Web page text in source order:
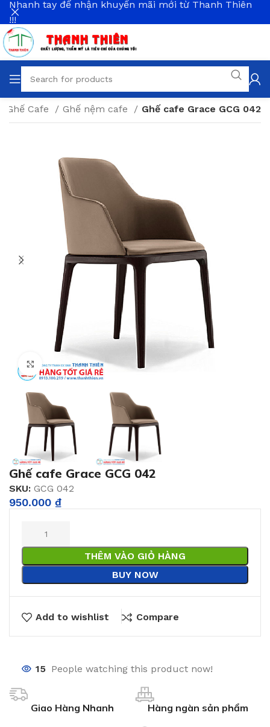
Ghế Cafe Ghế nệm cafe Ghế cafe Grace GCG 042
Click to enlarge
Ghế cafe Grace GCG 042
SKU: GCG 042
950.000 ₫
THÊM VÀO GIỎ HÀNG
BUY NOW
Add to wishlist Compare
15 People watching this product now!
Giao Hàng Nhanh Hàng ngàn sản phẩm
Nhanh tay để nhận khuyến mãi mới từ Thanh Thiên
!!!